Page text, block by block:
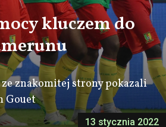
13 stycznia 2022
kluczem do
ze znakomitej strony pokazali
Gouet